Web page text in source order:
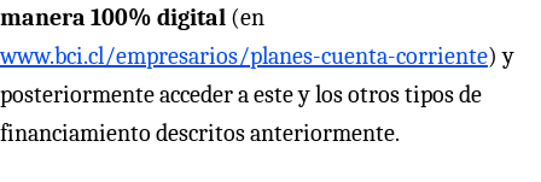
manera 100% digital (en
www.bci.cl/empresarios/planes-cuenta-corriente) y
posteriormente acceder a este y los otros tipos de
financiamiento descritos anteriormente.